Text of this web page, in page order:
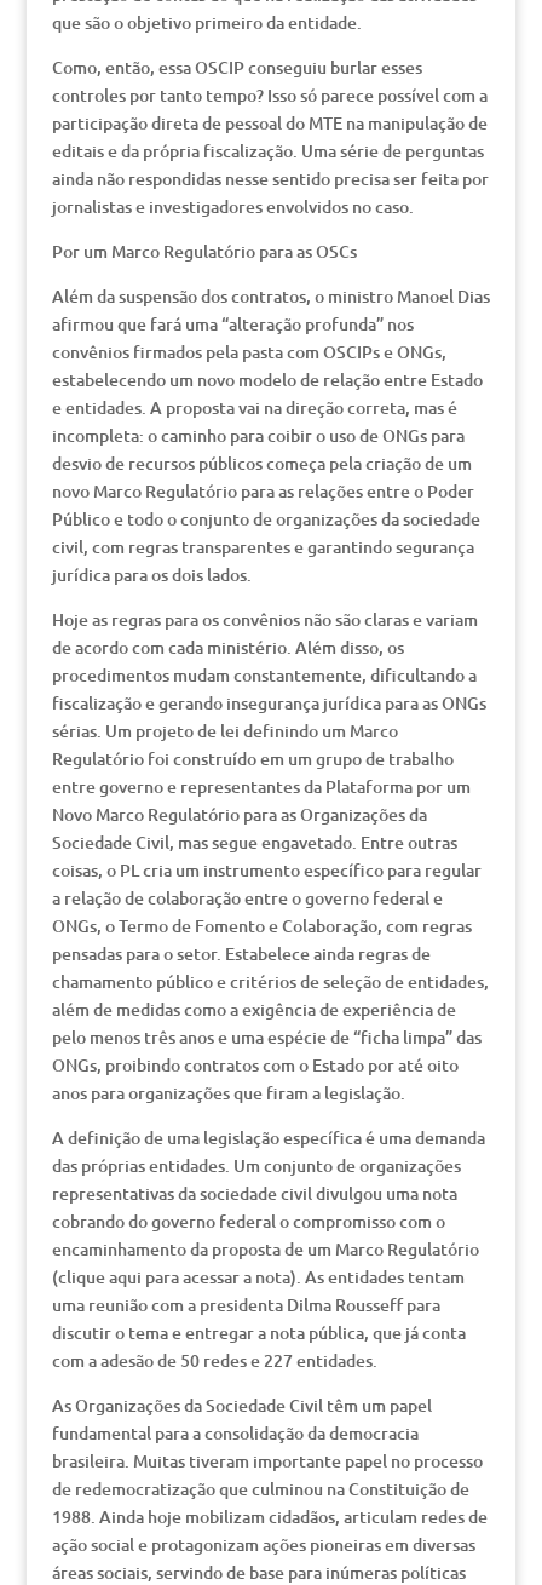
que são o objetivo primeiro da entidade.
Como, então, essa OSCIP conseguiu burlar esses
controles por tanto tempo? Isso só parece possível com a
participação direta de pessoal do MTE na manipulação de
editais e da própria fiscalização. Uma série de perguntas
ainda não respondidas nesse sentido precisa ser feita por
jornalistas e investigadores envolvidos no caso.
Por um Marco Regulatório para as OSCs
Além da suspensão dos contratos, o ministro Manoel Dias
afirmou que fará uma “alteração profunda” nos
convênios firmados pela pasta com OSCIPs e ONGs,
estabelecendo um novo modelo de relação entre Estado
e entidades. A proposta vai na direção correta, mas é
incompleta: o caminho para coibir o uso de ONGs para
desvio de recursos públicos começa pela criação de um
novo Marco Regulatório para as relações entre o Poder
Público e todo o conjunto de organizações da sociedade
civil, com regras transparentes e garantindo segurança
jurídica para os dois lados.
Hoje as regras para os convênios não são claras e variam
de acordo com cada ministério. Além disso, os
procedimentos mudam constantemente, dificultando a
fiscalização e gerando insegurança jurídica para as ONGs
sérias. Um projeto de lei definindo um Marco
Regulatório foi construído em um grupo de trabalho
entre governo e representantes da Plataforma por um
Novo Marco Regulatório para as Organizações da
Sociedade Civil, mas segue engavetado. Entre outras
coisas, o PL cria um instrumento específico para regular
a relação de colaboração entre o governo federal e
ONGs, o Termo de Fomento e Colaboração, com regras
pensadas para o setor. Estabelece ainda regras de
chamamento público e critérios de seleção de entidades,
além de medidas como a exigência de experiência de
pelo menos três anos e uma espécie de “ficha limpa” das
ONGs, proibindo contratos com o Estado por até oito
anos para organizações que firam a legislação.
A definição de uma legislação específica é uma demanda
das próprias entidades. Um conjunto de organizações
representativas da sociedade civil divulgou uma nota
cobrando do governo federal o compromisso com o
encaminhamento da proposta de um Marco Regulatório
(clique aqui para acessar a nota). As entidades tentam
uma reunião com a presidenta Dilma Rousseff para
discutir o tema e entregar a nota pública, que já conta
com a adesão de 50 redes e 227 entidades.
As Organizações da Sociedade Civil têm um papel
fundamental para a consolidação da democracia
brasileira. Muitas tiveram importante papel no processo
de redemocratização que culminou na Constituição de
1988. Ainda hoje mobilizam cidadãos, articulam redes de
ação social e protagonizam ações pioneiras em diversas
áreas sociais, servindo de base para inúmeras políticas